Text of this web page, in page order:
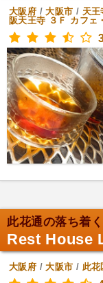
大阪府 /大阪市 / 天
阪天王寺 ３Ｆ カフェ
此花通の落ち着
Rest House
大阪府 /大阪市 / 此花